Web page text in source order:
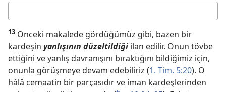
13 Önceki makalede gördüğümüz gibi, bazen bir
kardeşin yanlışının düzeltildiği ilan edilir. Onun tövbe
ettiğini ve yanlış davranışını bıraktığını bildiğimiz için,
onunla görüşmeye devam edebiliriz (1. Tim. 5:20). O
hâlâ cemaatin bir parçasıdır ve iman kardeşlerinden